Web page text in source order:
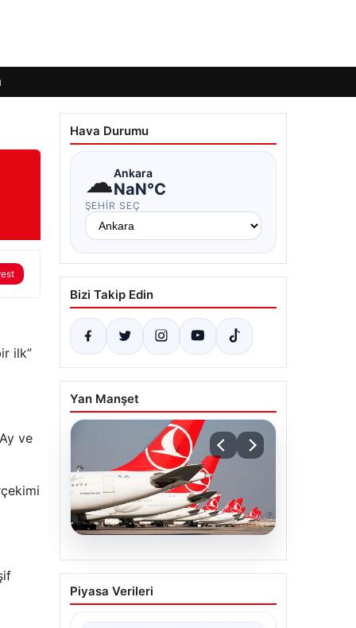
ilk”
ve
Hava Durumu
☁Ankara
NaN°C
ŞEHIR SEÇ
Bizi Takip Edin
Yan Manşet
07.08.2026
THY, temmuz ayında 9,5
milyon yolcu taşıdı
Piyasa Verileri